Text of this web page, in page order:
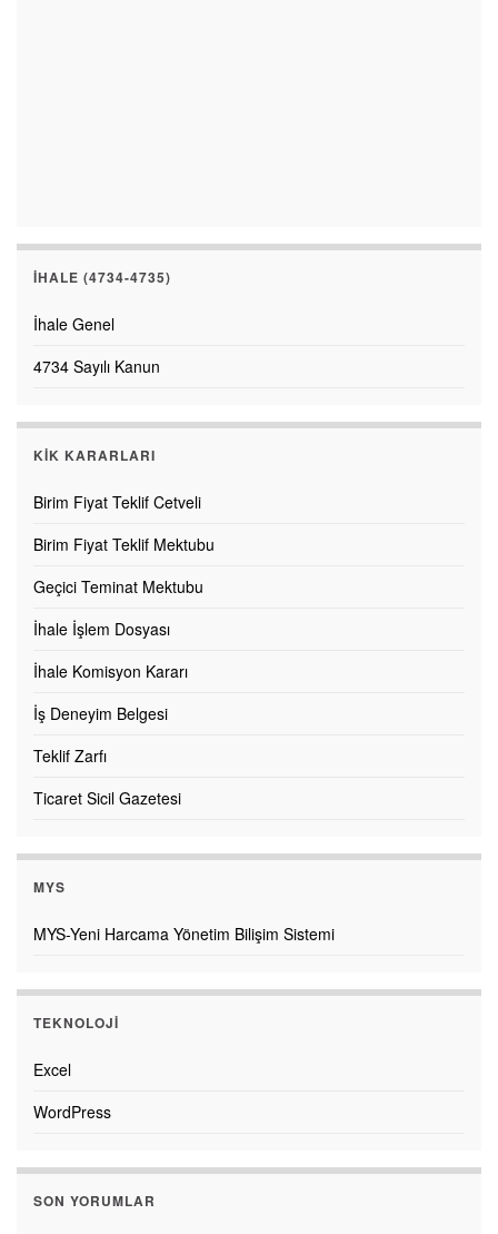
İHALE (4734-4735)
İhale Genel
4734 Sayılı Kanun
KİK KARARLARI
Birim Fiyat Teklif Cetveli
Birim Fiyat Teklif Mektubu
Geçici Teminat Mektubu
İhale İşlem Dosyası
İhale Komisyon Kararı
İş Deneyim Belgesi
Teklif Zarfı
Ticaret Sicil Gazetesi
MYS
MYS-Yeni Harcama Yönetim Bilişim Sistemi
TEKNOLOJI
Excel
WordPress
SON YORUMLAR